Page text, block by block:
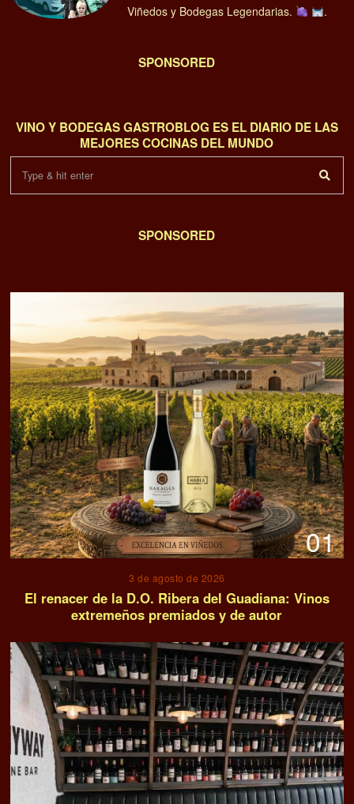
Viñedos y Bodegas Legendarias.
.
SPONSORED
VINO Y BODEGAS GASTROBLOG ES EL DIARIO DE LAS
MEJORES COCINAS DEL MUNDO
SPONSORED
01
3 de agosto de 2026
El renacer de la D.O. Ribera del Guadiana: Vinos
extremeños premiados y de autor